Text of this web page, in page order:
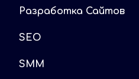
Разработка Сайтов
SEO
SMM